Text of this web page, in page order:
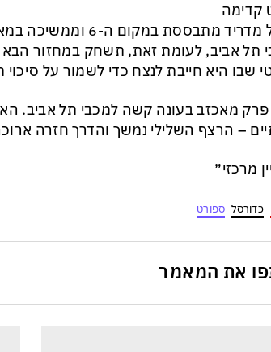
קדימה
ריאל מדריד מתבססת
שבו היא חייבת לנצח כדי לשמור על סיכוי
פרק מאכזב בעונה קשה למכבי תל אביב.
– הרצף השלילי נמשך והדרך חזרה
מרכזי״
כדורסל ספורט
את המאמר